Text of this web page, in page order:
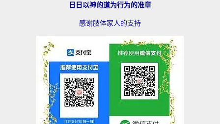
日日以神的道为行为的准章
感谢肢体家人的支持